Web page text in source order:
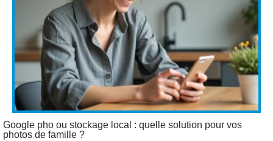
Google pho ou stockage local : quelle solution pour vos
photos de famille ?